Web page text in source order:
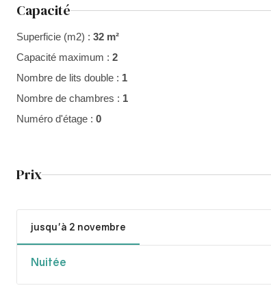
Capacité
Superficie (m2) : 32 m²
Capacité maximum : 2
Nombre de lits double : 1
Nombre de chambres : 1
Numéro d'étage : 0
Prix
jusqu'à 2 novembre
Nuitée